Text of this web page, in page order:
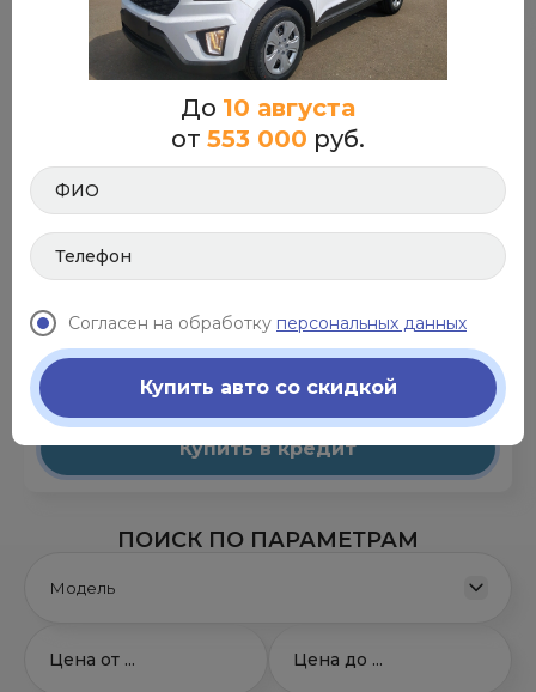
HYUNDAI Staria
Скидка до:
10 августа
от 6 054 000 руб.
от 3 633 000 руб.
68 393 ₽/мес.
Купить в кредит
ПОИСК ПО ПАРАМЕТРАМ
До 10 августа
от 553 000 руб.
Согласен на обработку персональных данных
Купить авто со скидкой